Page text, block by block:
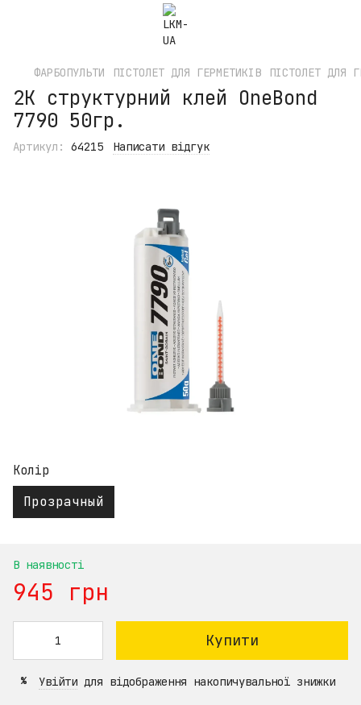
ФАРБОПУЛЬТИ ПІСТОЛЕТ ДЛЯ ГЕРМЕТИКІВ ПІСТОЛЕТ ДЛЯ
2K структурний клей OneBond
7790 50гр.
Артикул: 64215 Написати відгук
Колір
Прозрачный
В наявності
945 грн
Купити
% Увійти для відображення накопичувальної знижки